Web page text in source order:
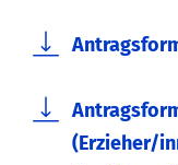
(Erzieher/